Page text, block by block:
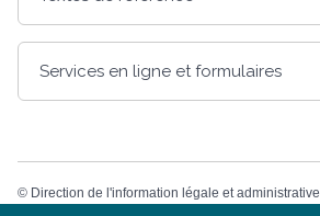
Services en ligne et formulaires
© Direction de l'information légale et administrative